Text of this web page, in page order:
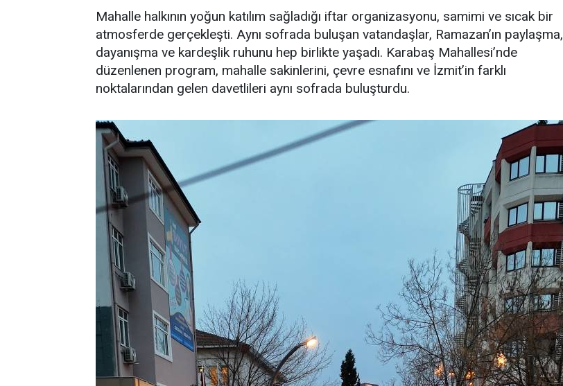
Mahalle halkının yoğun katılım sağladığı iftar organizasyonu, samimi ve sıcak bir
atmosferde gerçekleşti. Aynı sofrada buluşan vatandaşlar, Ramazan’ın paylaşma,
dayanışma ve kardeşlik ruhunu hep birlikte yaşadı. Karabaş Mahallesi’nde
düzenlenen program, mahalle sakinlerini, çevre esnafını ve İzmit’in farklı
noktalarından gelen davetlileri aynı sofrada buluşturdu.